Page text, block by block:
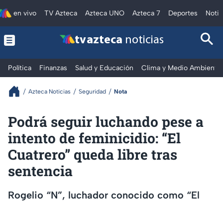
en vivo TV Azteca Azteca UNO Azteca 7 Deportes
tv azteca noticias
Política Finanzas Salud y Educación Clima y Medio Ambiente
Azteca Noticias Seguridad Nota
Podrá seguir luchando pese a
intento de feminicidio: “El
Cuatrero” queda libre tras
sentencia
Rogelio “N”, luchador conocido como “El